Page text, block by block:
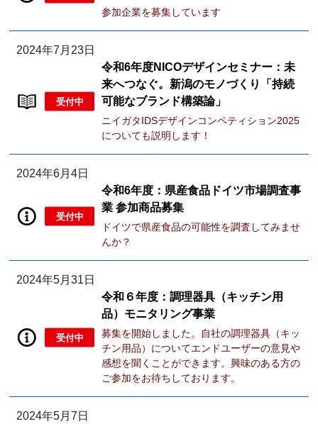
参加企業を募集しています
2024年7月23日
受付中
令和6年度NICOデザインセミナー：未
来へつなぐ。新潟のモノづくり「持続
可能なブランド構築論」
ニイガタIDSデザインコンペティション2025
についても説明します！
2024年6月4日
受付中
令和6年度：県産食品ドイツ市場調査事
業 参加商品募集
ドイツで県産食品の可能性を調査してみませ
んか？
2024年5月31日
受付中
令和６年度：調理器具（キッチン用
品）モニタリング事業
募集を開始しました。自社の調理器具（キッ
チン用品）についてエンドユーザーの意見や
感想を聞くことができます。興味のある方の
ご参加をお待ちしております。
2024年5月7日